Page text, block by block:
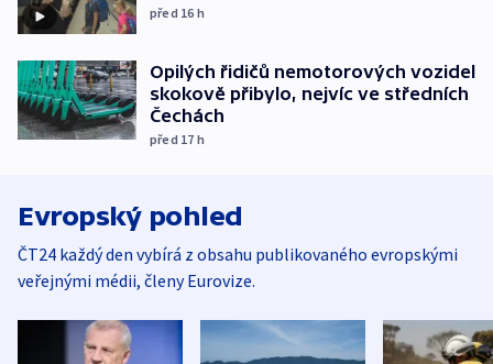
před 16 h
Opilých řidičů nemotorových vozidel
skokově přibylo, nejvíc ve středních
Čechách
před 17 h
Evropský pohled
ČT24 každý den vybírá z obsahu publikovaného evropskými
veřejnými médii, členy Eurovize.